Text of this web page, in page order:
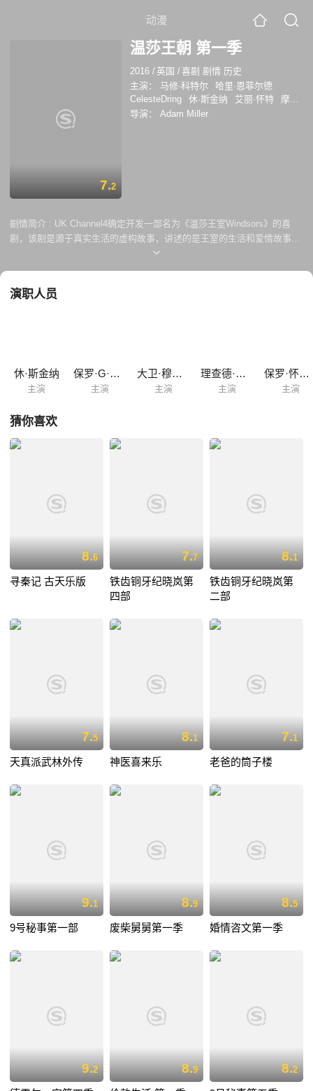
动漫
7.2
温莎王朝 第一季
2016 / 英国 /喜剧 剧情 历史
主演：
马修·科特尔
哈里·恩菲尔德
CelesteDring
休·斯金纳 艾丽·怀特
摩甘
娜·罗宾逊
保罗·G·雷蒙德
导演： Adam Miller
剧情简介 : UK Channel4确定开发一部名为《温莎王室Windsors》的喜
剧，该剧是源于真实生活的虚构故事，讲述的是王室的生活和爱情故事。
前六集由Tyler-Moore和George Jeffrie执笔，预计明年启动。
演职人员
休·斯金纳
主演
保罗·G·雷蒙德
主演
大卫·穆梅尼
主演
理查德·古尔丁
主演
保罗·怀特豪斯
主演
猜你喜欢
8.6
寻秦记 古天乐版
7.7
铁齿铜牙纪晓岚第
四部
8.1
铁齿铜牙纪晓岚第
二部
7.5
天真派武林外传
8.1
神医喜来乐
7.1
老爸的筒子楼
9.1
9号秘事第一部
8.9
废柴舅舅第一季
8.5
婚情咨文第一季
9.2 8.9 8.2